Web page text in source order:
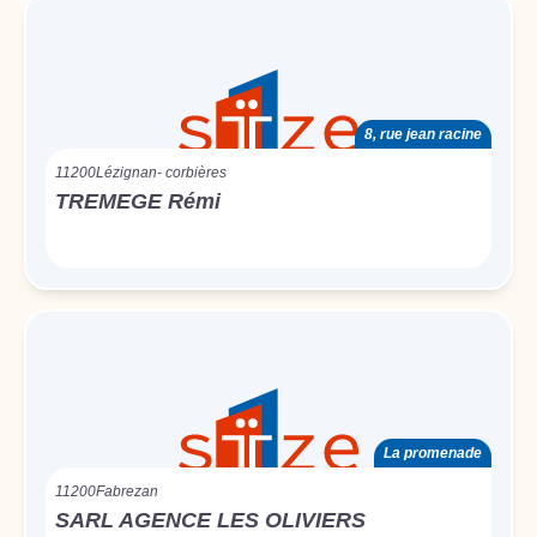
8, rue jean racine
11200Lézignan- corbières
TREMEGE Rémi
La promenade
11200Fabrezan
SARL AGENCE LES OLIVIERS